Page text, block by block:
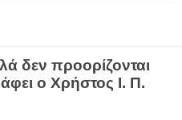
δεν προορίζονται
ο Χρήστος Ι. Π.